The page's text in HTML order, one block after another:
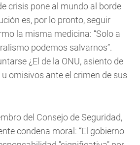
crisis pone al mundo al borde
es, por lo pronto, seguir
la misma medicina: “Solo a
podemos salvarnos”.
¿El de la ONU, asiento de
omisivos ante el crimen de sus
del Consejo de Seguridad,
condena moral: “El gobierno